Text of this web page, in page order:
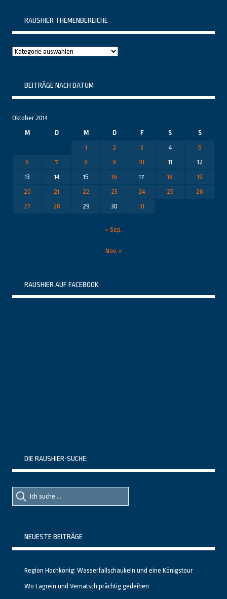
RAUSHIER THEMENBEREICHE
Raushier
BEITRÄGE NACH DATUM
Oktober 2014
M
D M D F S
S
1
2 3 4
5
6
7 8 9 10 11
12
13
14 15 16 17 18
19
20
21 22 23 24 25
26
27
28 29 30 31
« Sep.
Nov. »
RAUSHIER AUF FACEBOOK
DIE RAUSHIER-SUCHE:
Suche
nach::
Suche
nach:
NEUESTE BEITRÄGE
Region Hochkönig: Wasserfallschaukeln und eine Königstour
Wo Lagrein und Vernatsch prächtig gedeihen